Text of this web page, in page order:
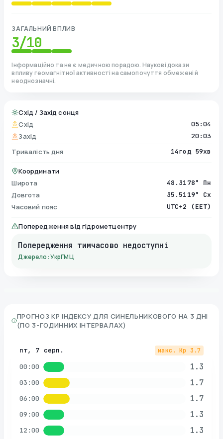
ЗАГАЛЬНИЙ ВПЛИВ
3/10
Інформаційно та не є медичною порадою. Наукові докази
впливу геомагнітної активності на самопочуття обмежені й
неоднозначні.
Схід / Захід сонця
Схід
05:04
Захід 20:03
Тривалість дня 14год 59хв
Координати
Широта
48.3178° Пн
Довгота 35.5119° Сх
Часовий пояс UTC+2 (EET)
Попередження від гідрометцентру
Попередження тимчасово недоступні
Джерело: УкрГМЦ
ПРОГНОЗ KP ІНДЕКСУ ДЛЯ СИНЕЛЬНИКОВОГО НА 3 ДНІ
(ПО 3-ГОДИННИХ ІНТЕРВАЛАХ)
пт, 7 серп. макс. Kp 3.7
00:00 1.3
03:00 1.7
06:00 1.7
09:00 1.3
12:00 1.3